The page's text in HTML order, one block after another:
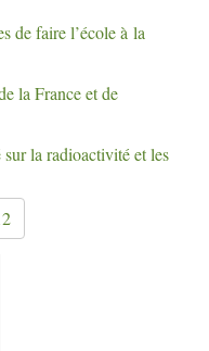
de faire l’école à la
la France et de
la radioactivité et les